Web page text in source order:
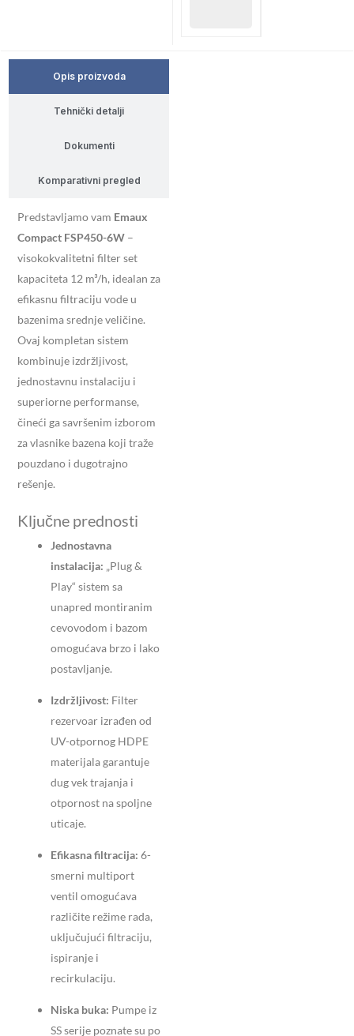
Opis proizvoda
Tehnički detalji
Dokumenti
Komparativni pregled
Predstavljamo vam Emaux
Compact FSP450-6W –
visokokvalitetni filter set
kapaciteta 12 m³/h, idealan za
efikasnu filtraciju vode u
bazenima srednje veličine.
Ovaj kompletan sistem
kombinuje izdržljivost,
jednostavnu instalaciju i
superiorne performanse,
čineći ga savršenim izborom
za vlasnike bazena koji traže
pouzdano i dugotrajno
rešenje.
Ključne prednosti
Jednostavna
instalacija: „Plug &
Play“ sistem sa
unapred montiranim
cevovodom i bazom
omogućava brzo i lako
postavljanje.
Izdržljivost: Filter
rezervoar izrađen od
UV-otpornog HDPE
materijala garantuje
dug vek trajanja i
otpornost na spoljne
uticaje.
Efikasna filtracija: 6-
smerni multiport
ventil omogućava
različite režime rada,
uključujući filtraciju,
ispiranje i
recirkulaciju.
Niska buka: Pumpe iz
SS serije poznate su po